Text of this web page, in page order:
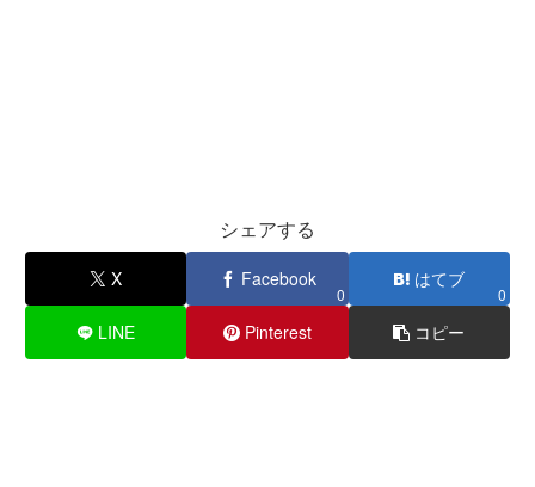
シェアする
X Facebook
0
はてブ
0
LINE Pinterest コピー